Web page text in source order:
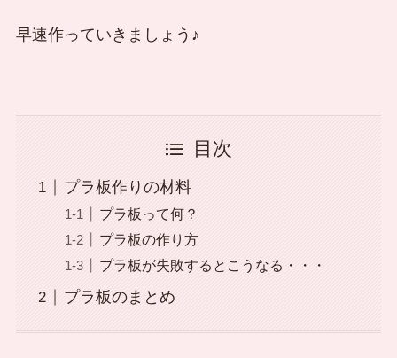
早速作っていきましょう♪
目次
プラ板作りの材料
プラ板って何？
プラ板の作り方
プラ板が失敗するとこうなる・・・
プラ板のまとめ